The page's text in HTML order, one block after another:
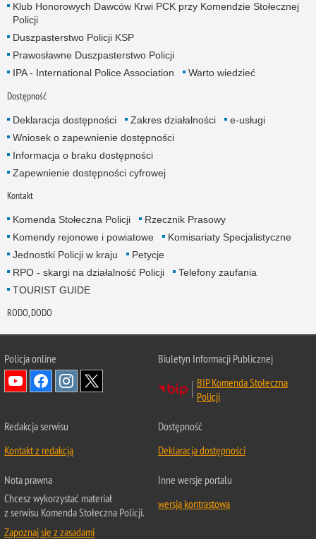
Klub Honorowych Dawców Krwi PCK przy Komendzie Stołecznej
Policji
Duszpasterstwo Policji KSP
Prawosławne Duszpasterstwo Policji
IPA - International Police Association
Warto wiedzieć
Dostępność
Deklaracja dostępności Zakres działalności
e-usługi
Wniosek o zapewnienie dostępności
Informacja o braku dostępności
Zapewnienie dostępności cyfrowej
Kontakt
Komenda Stołeczna Policji
Rzecznik Prasowy
Komendy rejonowe i powiatowe
Komisariaty Specjalistyczne
Jednostki Policji w kraju
Petycje
RPO - skargi na działalność Policji
Telefony zaufania
TOURIST GUIDE
RODO, DODO
Policja online
Biuletyn Informacji Publicznej
BIP Komenda Stołeczna
Policji
Redakcja serwisu
Kontakt z redakcją
Dostępność
Deklaracja dostępności
Nota prawna
Chcesz wykorzystać materiał
z serwisu Komenda Stołeczna Policji.
Zapoznaj się z zasadami
Inne wersje portalu
wersja kontrastowa